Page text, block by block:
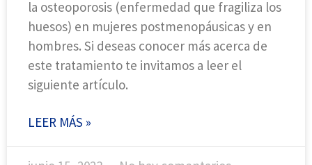
la osteoporosis (enfermedad que fragiliza los
huesos) en mujeres postmenopáusicas y en
hombres. Si deseas conocer más acerca de
este tratamiento te invitamos a leer el
siguiente artículo.
LEER MÁS »